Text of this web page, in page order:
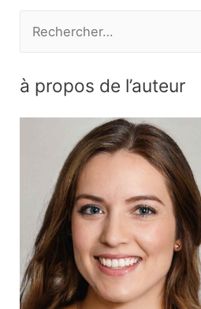
h
:
à propos de l’auteur